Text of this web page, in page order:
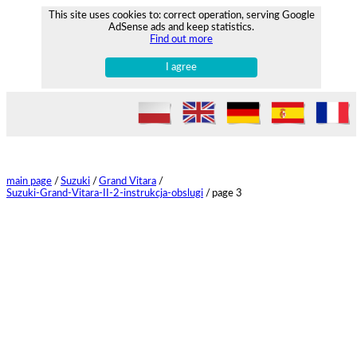
This site uses cookies to: correct operation, serving Google
AdSense ads and keep statistics.
Find out more
I agree
main page / Suzuki / Grand Vitara /
Suzuki-Grand-Vitara-II-2-instrukcja-obslugi / page 3